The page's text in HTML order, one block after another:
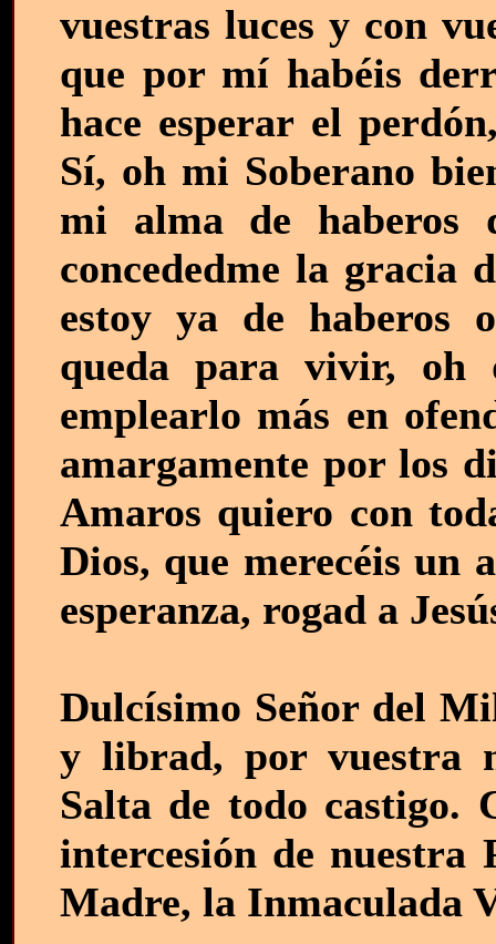
vuestras luces y con
que por mí habéis
hace esperar el
Sí, oh mi Soberano
mi alma de haberos
concededme la gracia
estoy ya de haberos
queda para vivir, oh
emplearlo más en
amargamente por los
Amaros quiero con
Dios, que merecéis
esperanza, rogad a
Dulcísimo Señor del
y librad, por vuestra
Salta de todo castigo.
intercesión de nuestra
Madre, la Inmaculada